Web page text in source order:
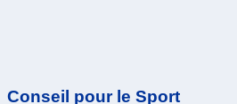
Conseil pour le Sport